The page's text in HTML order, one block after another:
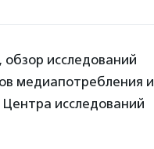
исследований
медиапотребления и
исследований